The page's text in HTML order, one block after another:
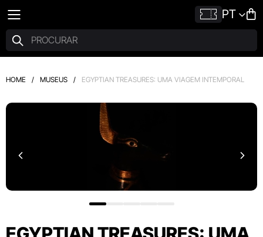
PT
HOME / MUSEUS / EGYPTIAN TREASURES: UMA VIAGEM INTEMPORAL